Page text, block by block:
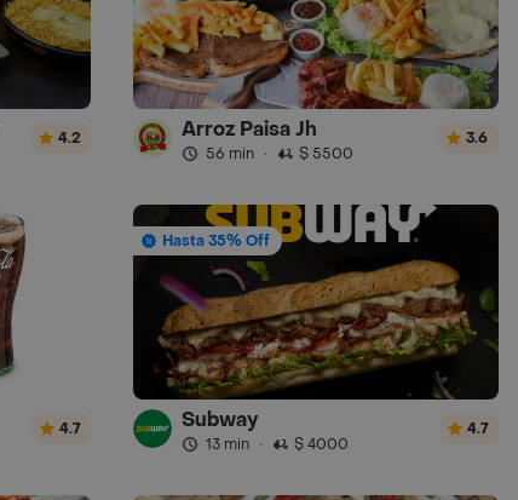
4.2 Arroz Paisa Jh
56 min · $ 5500
3.6
4.7
Hasta 35% Off
Subway
13 min · $ 4000
4.7